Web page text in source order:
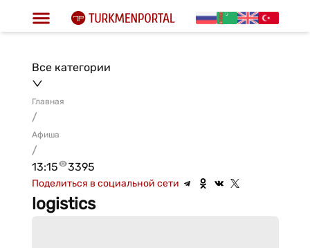
Все категории
Главная
/
Афиша
/
13:15
3395
Поделиться в социальной сети
logistics